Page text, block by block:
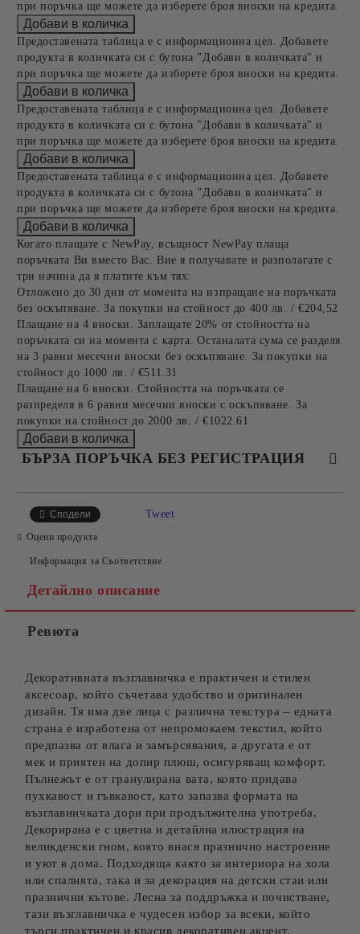
при поръчка ще можете да изберете броя вноски на кредита.
Предоставената таблица е с информационна цел. Добавете
продукта в количката си с бутона "Добави в количката" и
при поръчка ще можете да изберете броя вноски на кредита.
Предоставената таблица е с информационна цел. Добавете
продукта в количката си с бутона "Добави в количката" и
при поръчка ще можете да изберете броя вноски на кредита.
Предоставената таблица е с информационна цел. Добавете
продукта в количката си с бутона "Добави в количката" и
при поръчка ще можете да изберете броя вноски на кредита.
Когато плащате с NewPay, всъщност NewPay плаща
поръчката Ви вместо Вас. Вие я получавате и разполагате с
три начина да я платите към тях:
Отложено до 30 дни от момента на изпращане на поръчката
без оскъпяване. За покупки на стойност до 400 лв. / €204,52
Плащане на 4 вноски. Заплащате 20% от стойността на
поръчката си на момента с карта. Останалата сума се разделя
на 3 равни месечни вноски без оскъпяване. За покупки на
стойност до 1000 лв. / €511.31
Плащане на 6 вноски. Стойността на поръчката се
разпределя в 6 равни месечни вноски с оскъпяване. За
покупки на стойност до 2000 лв. / €1022.61
БЪРЗА ПОРЪЧКА БЕЗ РЕГИСТРАЦИЯ
Ние ще се свържем с вас в рамките на работния ден.
Сподели Tweet
Оцени продукта
Информация за Съответствие
Детайлно описание
Ревюта
Декоративната възглавничка е практичен и стилен
аксесоар, който съчетава удобство и оригинален
дизайн. Тя има две лица с различна текстура – едната
страна е изработена от непромокаем текстил, който
предпазва от влага и замърсявания, а другата е от
мек и приятен на допир плюш, осигуряващ комфорт.
Пълнежът е от гранулирана вата, която придава
пухкавост и гъвкавост, като запазва формата на
възглавничката дори при продължителна употреба.
Декорирана е с цветна и детайлна илюстрация на
великденски гном, която внася празнично настроение
и уют в дома. Подходяща както за интериора на хола
или спалнята, така и за декорация на детски стаи или
празнични кътове. Лесна за поддръжка и почистване,
тази възглавничка е чудесен избор за всеки, който
търси практичен и красив декоративен акцент.